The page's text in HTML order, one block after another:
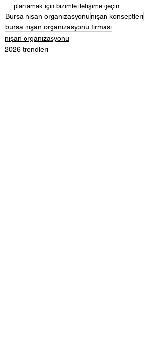
planlamak için bizimle iletişime geçin.
Bursa nişan organizasyonunişan konseptleri
bursa nişan organizasyonu firması
nişan organizasyonu
2026 trendleri